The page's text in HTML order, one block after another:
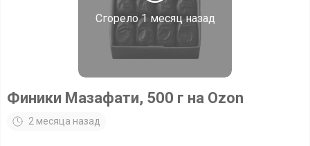
Сгорело1 месяц назад
Финики Мазафати, 500 г на Ozon
2 месяца назад